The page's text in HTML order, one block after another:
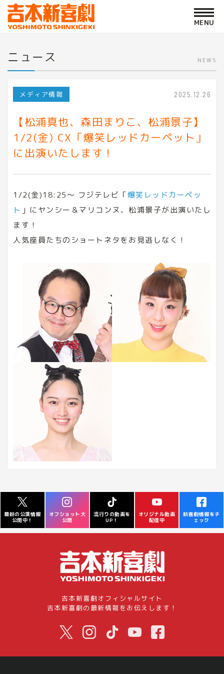
ニュース NEWS
メディア情報 2025.12.26
【松浦真也、森田まりこ、松浦景子】
1/2(金) CX「爆笑レッドカーペット」
に出演いたします！
1/2(金)18:25～ フジテレビ「爆笑レッドカーペッ
ト 」にヤンシー＆マリコンヌ、松浦景子が出演いたし
ます！
人気座員たちのショートネタをお見逃しなく！
最新の公演情報
公開中！
オフショット大
公開
流行りの動画を
UP！
オリジナル動画
配信中
新喜劇情報をチ
ェック
吉本新喜劇オフィシャルサイト
吉本新喜劇の最新情報をお伝えします！